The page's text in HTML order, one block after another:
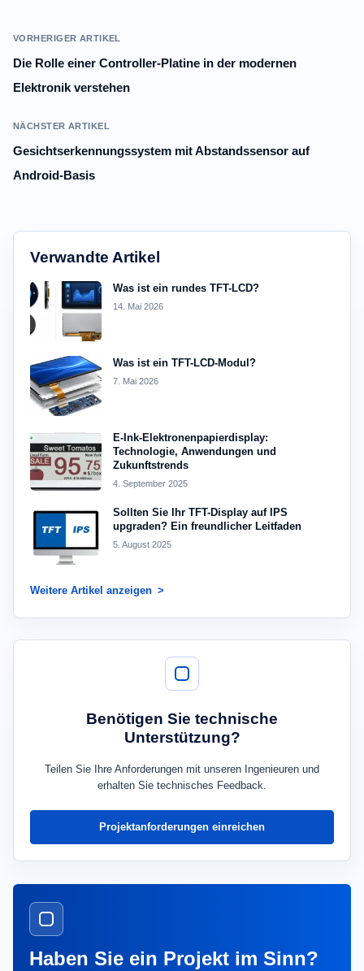
VORHERIGER ARTIKEL
Die Rolle einer Controller-Platine in der modernen
Elektronik verstehen
NÄCHSTER ARTIKEL
Gesichtserkennungssystem mit Abstandssensor auf
Android-Basis
Verwandte Artikel
Was ist ein rundes TFT-LCD?
14. Mai 2026
Was ist ein TFT-LCD-Modul?
7. Mai 2026
E-Ink-Elektronenpapierdisplay:
Technologie, Anwendungen und
Zukunftstrends
4. September 2025
Sollten Sie Ihr TFT-Display auf IPS
upgraden? Ein freundlicher Leitfaden
5. August 2025
Weitere Artikel anzeigen
Benötigen Sie technische
Unterstützung?
Teilen Sie Ihre Anforderungen mit unseren Ingenieuren und
erhalten Sie technisches Feedback.
Projektanforderungen einreichen
Haben Sie ein Projekt im Sinn?